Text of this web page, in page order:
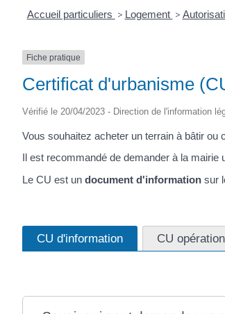
Accueil particuliers > Logement >
Fiche pratique
Certificat d'urbanisme
Vérifié le 20/04/2023 - Direction de l'information
Vous souhaitez acheter un terrain à bâtir ou
Il est recommandé de demander à la
Le CU est un document d'information sur
CU d'information CU